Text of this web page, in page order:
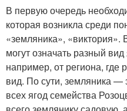
В первую очередь
которая возникла среди
«земляника», «виктория».
могут означать разный
например, от региона, где
вид. По сути, земляника —
всех ягод семейства